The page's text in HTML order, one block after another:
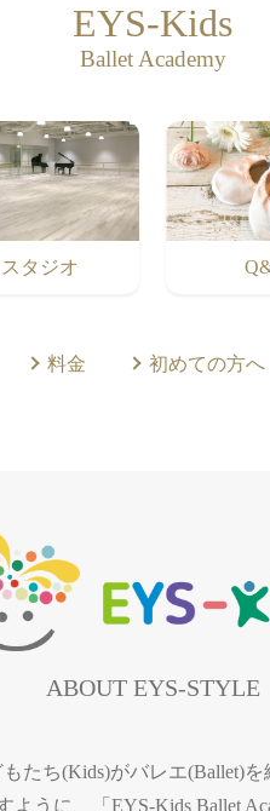
EYS-Kids
Ballet Academy
スタジオ
料金 初めての方へ
ABOUT EYS-STYLE
たち(Kids)がバレエ(Ballet)
ように、「EYS-Kids Ballet